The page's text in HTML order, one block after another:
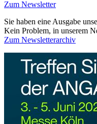
Zum Newsletter
Sie haben eine Ausgabe
Kein Problem, in unserem
Zum Newsletterarchiv